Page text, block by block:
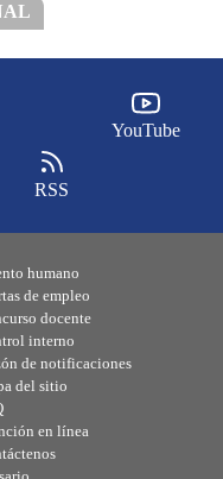
YouTube
RSS
humano
de empleo
docente
interno
de notificaciones
del sitio
en línea